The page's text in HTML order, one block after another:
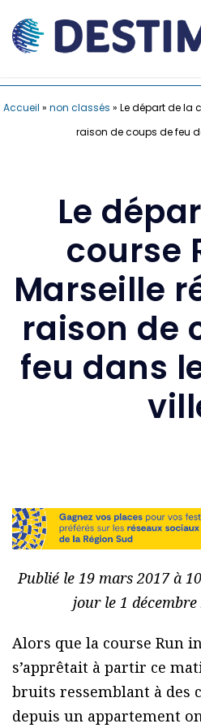
Accueil » non classés » Le départ de la
raison de coups de feu
Le
course
Marseille
raison de
feu dans
Publié le 19 mars 2017 à
jour le 1
Alors que la course Run
s’apprêtait à partir ce
bruits ressemblant à des
depuis un appartement